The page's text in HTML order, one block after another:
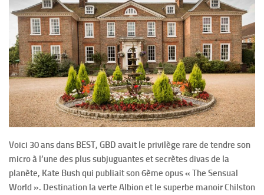
Voici 30 ans dans BEST, GBD avait le privilège rare de tendre son
micro à l’une des plus subjuguantes et secrètes divas de la
planète, Kate Bush qui publiait son 6ème opus « The Sensual
World ». Destination la verte Albion et le superbe manoir Chilston